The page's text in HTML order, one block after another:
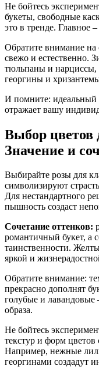
Не бойтесь
букеты, свободные
это в тренде. Главное
Обратите внимание на
свежо и естественно.
тюльпаны и нарциссы,
георгины и
И помните: идеальный
отражает вашу
Выбор цветов
Значение и
Выбирайте розы для
символизируют
Для нестандартного
пышность создаст
Сочетание оттенков:
романтичный букет, а
таинственности.
яркой и
Обратите внимание:
прекрасно дополнят
голубые и лавандовые
образа.
Не бойтесь
текстур и форм
Например, нежные
георгинами создадут